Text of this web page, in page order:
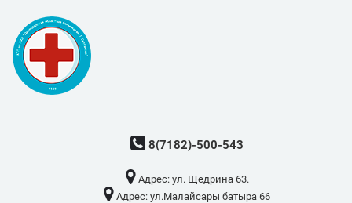
8(7182)-500-543
Адрес: ​ул. Щедрина 63.
Адрес: ​ул.Малайсары батыра 66